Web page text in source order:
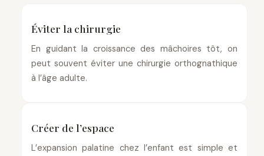
Éviter la chirurgie
En guidant la croissance des mâchoires tôt, on
peut souvent éviter une chirurgie orthognathique
à l’âge adulte.
Créer de l’espace
L’expansion palatine chez l’enfant est simple et